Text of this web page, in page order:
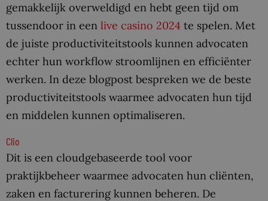
gemakkelijk overweldigd en hebt geen tijd om
tussendoor in een live casino 2024 te spelen. Met
de juiste productiviteitstools kunnen advocaten
echter hun workflow stroomlijnen en efficiënter
werken. In deze blogpost bespreken we de beste
productiviteitstools waarmee advocaten hun tijd
en middelen kunnen optimaliseren.
Clio
Dit is een cloudgebaseerde tool voor
praktijkbeheer waarmee advocaten hun cliënten,
zaken en facturering kunnen beheren. De